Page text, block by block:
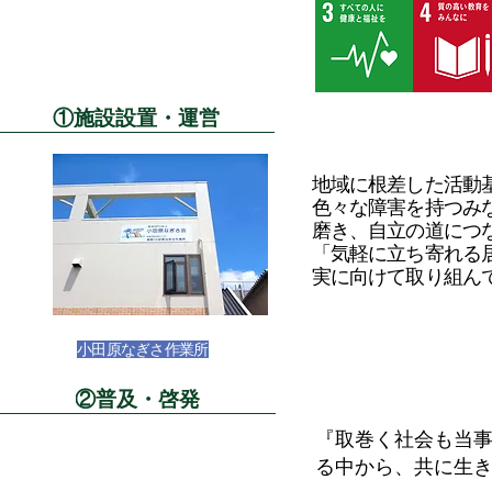
①施設設置・運営
地域に根差した活動
色々な障害を持つみ
磨き、自立の道につ
「気軽に立ち寄れ
実に向けて取り組ん
​小田原なぎさ作業所​​
②普及・啓発
『取巻く社会も当
る中から、共に生